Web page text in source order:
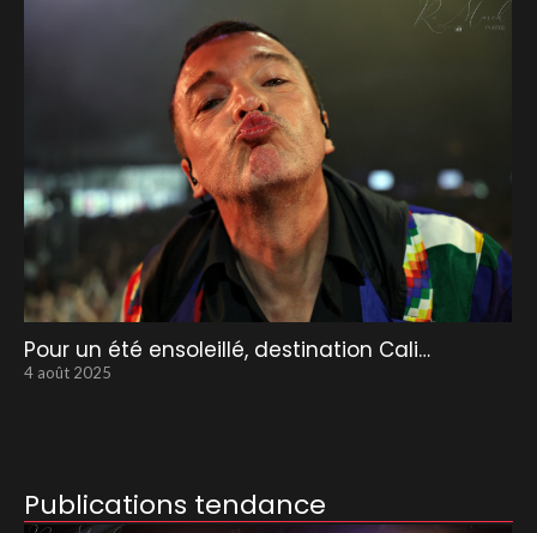
Pour un été ensoleillé, destination Cali…
4 août 2025
Publications tendance